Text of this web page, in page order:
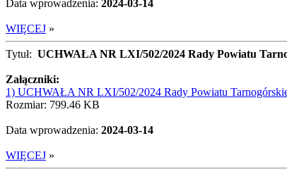
Data wprowadzenia: 2024-03-14
WIĘCEJ »
Tytuł: UCHWAŁA NR LXI/502/2024 Rady Powiatu
Załączniki:
1) UCHWAŁA NR LXI/502/2024 Rady Powiatu
Rozmiar: 799.46 KB
Data wprowadzenia: 2024-03-14
WIĘCEJ »